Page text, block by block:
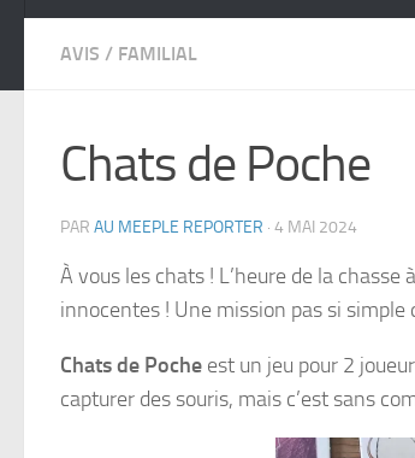
AVIS / FAMILIAL
Chats de Poche
PAR AU MEEPLE REPORTER · 4 MAI 2024
À vous les chats ! L’heure de la
innocentes ! Une mission pas si simple
Chats de Poche est un jeu pour 2
capturer des souris, mais c’est sans